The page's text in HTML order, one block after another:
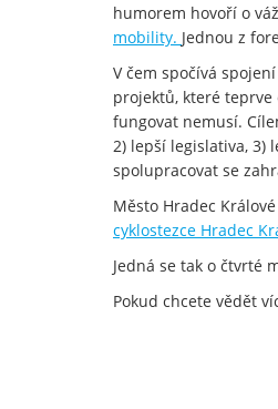
humorem hovoří o
mobility. Jednou z
V čem spočívá
projektů, které teprve
fungovat nemusí.
2) lepší legislativa, 3)
spolupracovat se
Město Hradec
cyklostezce Hradec
Jedná se tak o čtvrté
Pokud chcete vědět